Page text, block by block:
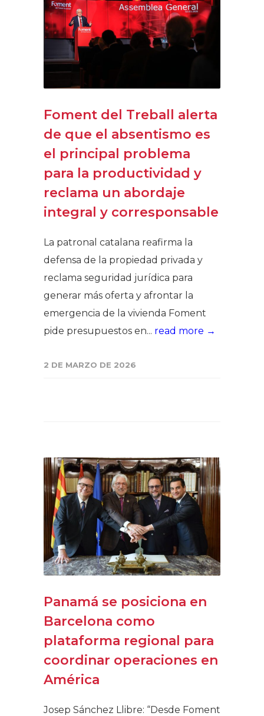
Foment del Treball alerta
de que el absentismo es
el principal problema
para la productividad y
reclama un abordaje
integral y corresponsable
La patronal catalana reafirma la
defensa de la propiedad privada y
reclama seguridad jurídica para
generar más oferta y afrontar la
emergencia de la vivienda Foment
pide presupuestos en... read more →
2 DE MARZO DE 2026
Panamá se posiciona en
Barcelona como
plataforma regional para
coordinar operaciones en
América
Josep Sánchez Llibre: “Desde Foment